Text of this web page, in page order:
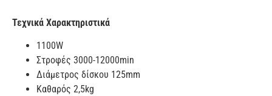
Τεχνικά Χαρακτηριστικά
1100W
Στροφές 3000-12000min
Διάμετρος δίσκου 125mm
Καθαρός 2,5kg